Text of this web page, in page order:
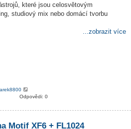
které jsou celosvětovým
studiový mix nebo domácí tvorbu
...zobrazit více
Odpovědi: 0
Motif XF6 + FL1024